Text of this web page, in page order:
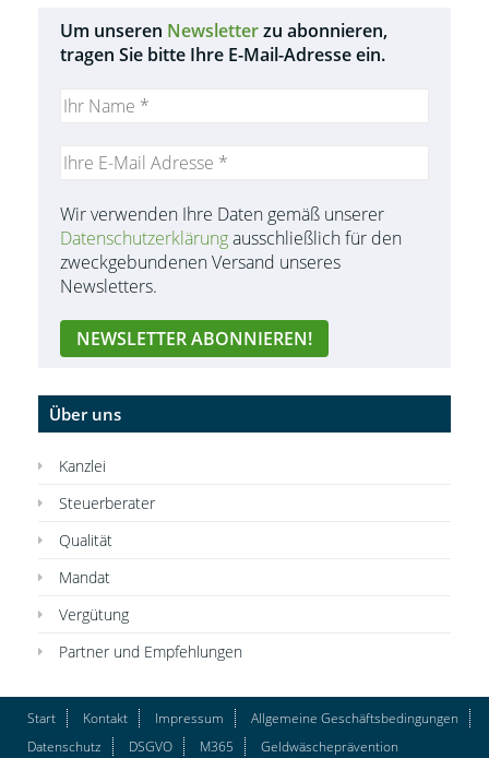
Um unseren Newsletterzu abonnieren,
tragen Sie bitte Ihre E-Mail-Adresse ein.
Wir verwenden Ihre Daten gemäß unserer
Datenschutzerklärungausschließlich für den
zweckgebundenen Versand unseres
Newsletters.
Über uns
Kanzlei
Steuerberater
Qualität
Mandat
Vergütung
Partner und Empfehlungen
Start Kontakt Impressum
Allgemeine Geschäftsbedingungen
Datenschutz
DSGVO M365 Geldwäscheprävention